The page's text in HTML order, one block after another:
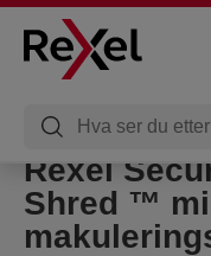
Rexel
Shred ™